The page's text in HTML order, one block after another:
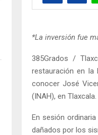
*La inversión fue
385Grados /
restauración en la
conocer José
(INAH), en Tlaxcala.
En sesión
dañados por los